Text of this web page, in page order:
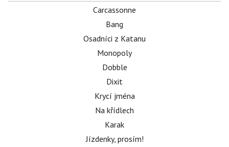
Carcassonne
Bang
Osadníci z Katanu
Monopoly
Dobble
Dixit
Krycí jména
Na křídlech
Karak
Jízdenky, prosím!